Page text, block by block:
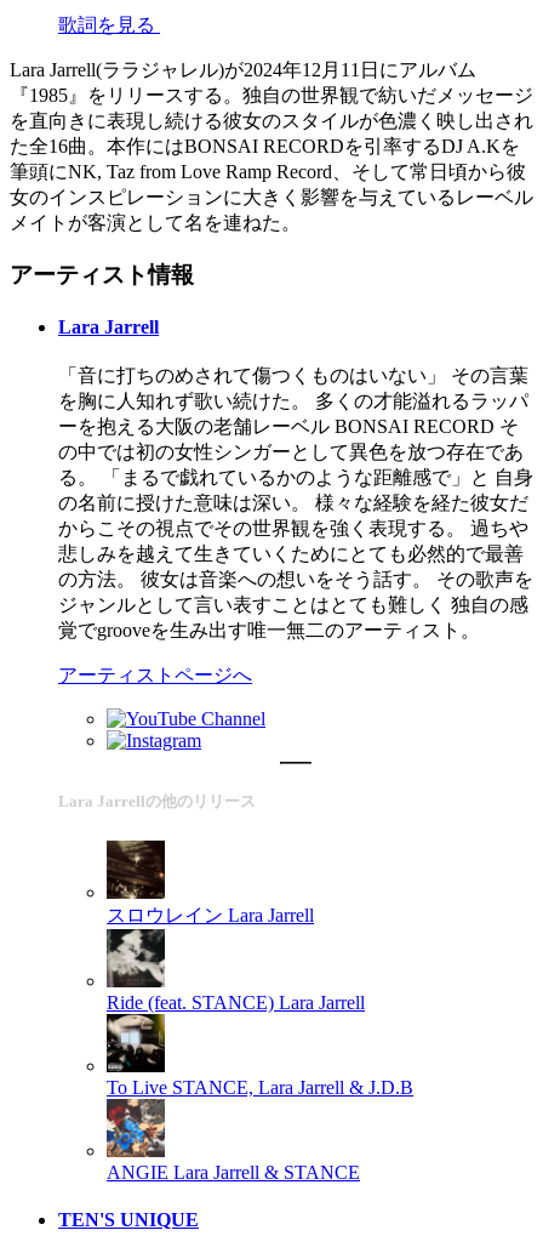
歌詞を見る
Lara Jarrell(ララジャレル)が2024年12月11日にアルバム
『1985』をリリースする。独自の世界観で紡いだメッセージ
を直向きに表現し続ける彼女のスタイルが色濃く映し出され
た全16曲。本作にはBONSAI RECORDを引率するDJ A.Kを
筆頭にNK, Taz from Love Ramp Record、そして常日頃から彼
女のインスピレーションに大きく影響を与えているレーベル
メイトが客演として名を連ねた。
アーティスト情報
Lara Jarrell
「音に打ちのめされて傷つくものはいない」 その言葉
を胸に人知れず歌い続けた。 多くの才能溢れるラッパ
ーを抱える大阪の老舗レーベル BONSAI RECORD そ
の中では初の女性シンガーとして異色を放つ存在であ
る。 「まるで戯れているかのような距離感で」と 自身
の名前に授けた意味は深い。 様々な経験を経た彼女だ
からこその視点でその世界観を強く表現する。 過ちや
悲しみを越えて生きていくためにとても必然的で最善
の方法。 彼女は音楽への想いをそう話す。 その歌声を
ジャンルとして言い表すことはとても難しく 独自の感
覚でgrooveを生み出す唯一無二のアーティスト。
アーティストページへ
Lara Jarrellの他のリリース
スロウレイン Lara Jarrell
Ride (feat. STANCE) Lara Jarrell
To Live STANCE, Lara Jarrell & J.D.B
ANGIE Lara Jarrell & STANCE
TEN'S UNIQUE